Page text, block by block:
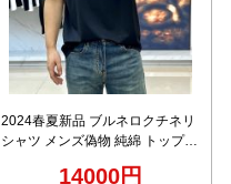
2024春夏新品 ブルネロクチネリ
シャツ メンズ偽物 純綿 トップス
14000円